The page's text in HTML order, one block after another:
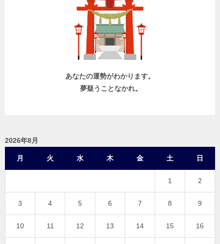
あなたの運勢がわかります。
夢疑うことなかれ。
2026年8月
月 火 水 木 金 土 日
1 2
3 4 5 6 7 8 9
10 11 12 13 14 15 16